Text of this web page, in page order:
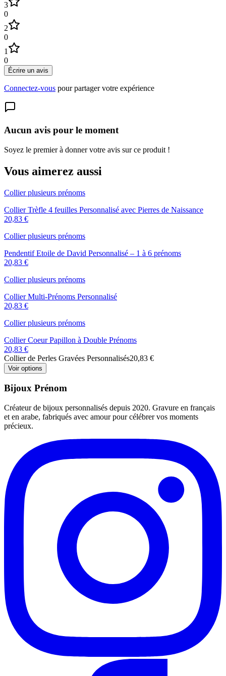
3
0
2
0
1
0
Écrire un avis
Connectez-vous pour partager votre expérience
Aucun avis pour le moment
Soyez le premier à donner votre avis sur ce produit !
Vous aimerez aussi
Collier plusieurs prénoms
Collier Trèfle 4 feuilles Personnalisé avec Pierres de Naissance
20,83 €
Collier plusieurs prénoms
Pendentif Etoile de David Personnalisé – 1 à 6 prénoms
20,83 €
Collier plusieurs prénoms
Collier Multi-Prénoms Personnalisé
20,83 €
Collier plusieurs prénoms
Collier Coeur Papillon à Double Prénoms
20,83 €
Collier de Perles Gravées Personnalisés20,83 €
Voir options
Bijoux Prénom
Créateur de bijoux personnalisés depuis 2020. Gravure en français
et en arabe, fabriqués avec amour pour célébrer vos moments
précieux.